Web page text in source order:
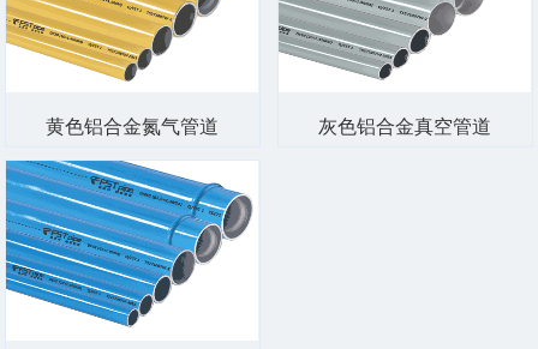
黄色铝合金氮气管道 灰色铝合金真空管道